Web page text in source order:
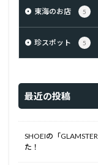
東海のお店 5
珍スポット 5
最近の投稿
SHOEIの「
た！